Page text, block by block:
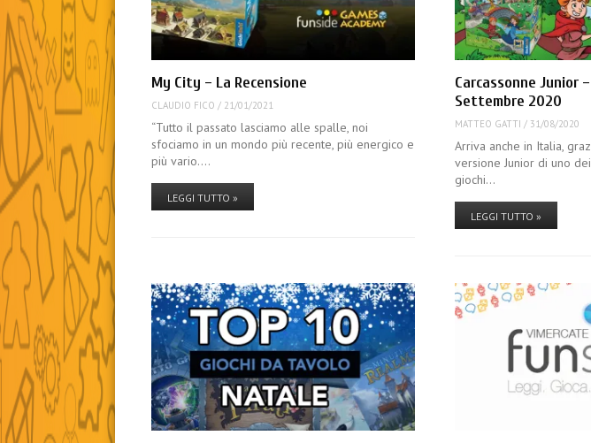
My City – La Recensione
CLAUDIO FICO / 21/01/2021
“Tutto il passato lasciamo alle spalle, noi
sfociamo in un mondo più recente, più energico e
più vario.…
LEGGI TUTTO »
Carcassonne Junior
Settembre 2020
MATTEO GATTI / 31/08/2020
Arriva anche in Italia,
versione Junior di uno
giochi…
LEGGI TUTTO »